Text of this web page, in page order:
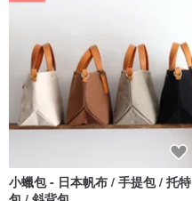
小蠟包 - 日本帆布 / 手提包 / 托特